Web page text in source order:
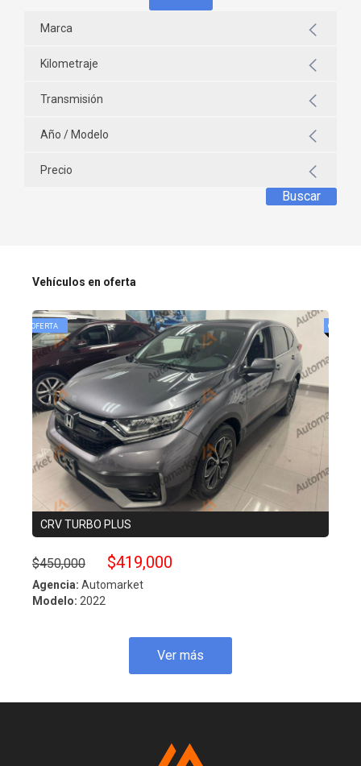
Marca
Kilometraje
Transmisión
Año / Modelo
Precio
Buscar
Vehículos en oferta
CRV TURBO PLUS
$450,000 $419,000
Agencia: Automarket
Modelo: 2022
Ver más